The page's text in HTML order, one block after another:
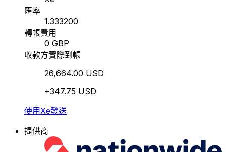
匯率
1.333200
轉帳費用
0 GBP
收款方實際到帳
26,664.00 USD
+347.75 USD
使用Xe發送
提供商